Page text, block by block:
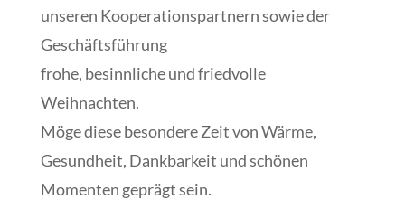
unseren Kooperationspartnern sowie der
Geschäftsführung
frohe, besinnliche und friedvolle
Weihnachten.
Möge diese besondere Zeit von Wärme,
Gesundheit, Dankbarkeit und schönen
Momenten geprägt sein.